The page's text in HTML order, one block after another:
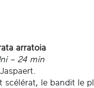
arratoia
– 24 min
scélérat, le bandit le